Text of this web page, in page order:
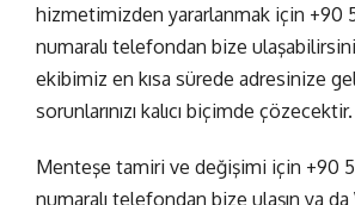
hizmetimizden yararlanmak için +90
numaralı telefondan bize
ekibimiz en kısa sürede adresinize
sorunlarınızı kalıcı biçimde çözecektir.
Menteşe tamiri ve değişimi için +90
numaralı telefondan bize ulaşın ya da